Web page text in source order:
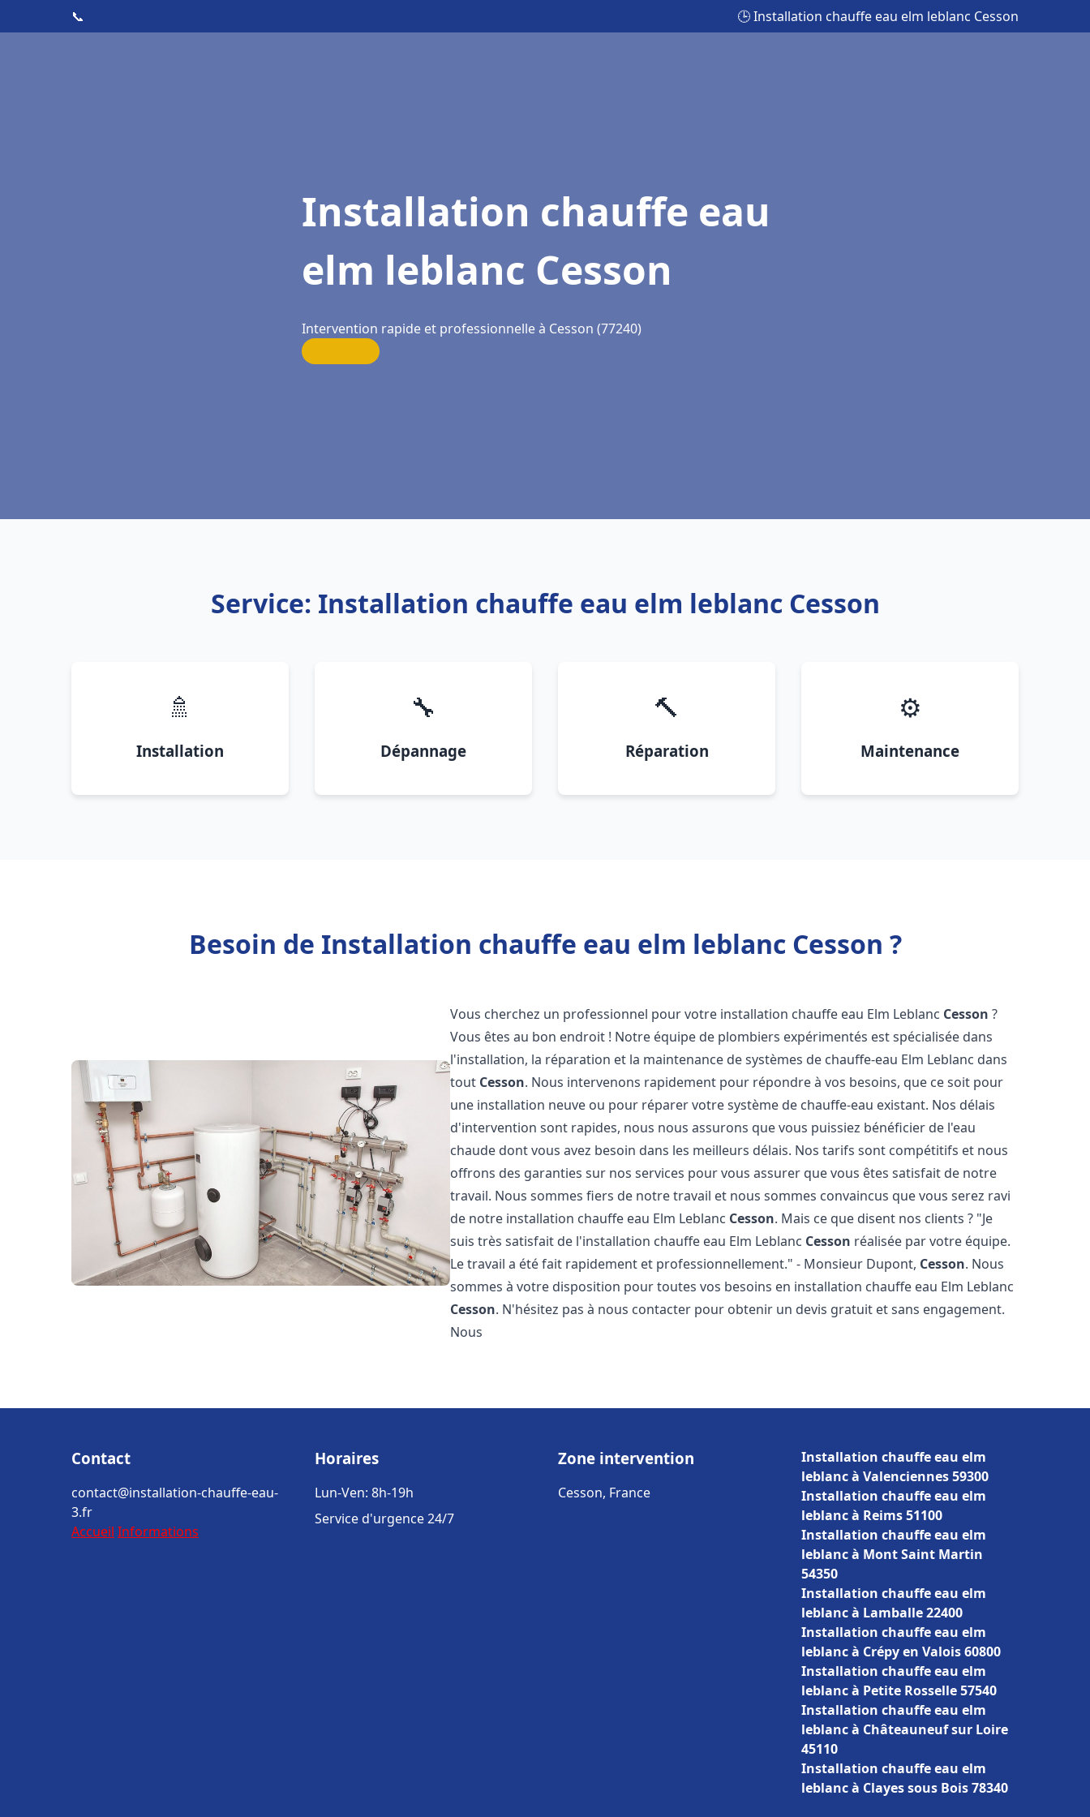
📞 🕒 Installation chauffe eau elm leblanc Cesson
Installation chauffe eau
elm leblanc Cesson
Intervention rapide et professionnelle à Cesson (77240)
Service: Installation chauffe eau elm leblanc Cesson
🚿
Installation
🔧
Dépannage
🔨
Réparation
⚙️
Maintenance
Besoin de Installation chauffe eau elm leblanc Cesson ?
Vous cherchez un professionnel pour votre installation chauffe eau Elm Leblanc Cesson ?
Vous êtes au bon endroit ! Notre équipe de plombiers expérimentés est spécialisée dans
l'installation, la réparation et la maintenance de systèmes de chauffe-eau Elm Leblanc dans
tout Cesson. Nous intervenons rapidement pour répondre à vos besoins, que ce soit pour
une installation neuve ou pour réparer votre système de chauffe-eau existant. Nos délais
d'intervention sont rapides, nous nous assurons que vous puissiez bénéficier de l'eau
chaude dont vous avez besoin dans les meilleurs délais. Nos tarifs sont compétitifs et nous
offrons des garanties sur nos services pour vous assurer que vous êtes satisfait de notre
travail. Nous sommes fiers de notre travail et nous sommes convaincus que vous serez ravi
de notre installation chauffe eau Elm Leblanc Cesson. Mais ce que disent nos clients ? "Je
suis très satisfait de l'installation chauffe eau Elm Leblanc Cesson réalisée par votre équipe.
Le travail a été fait rapidement et professionnellement." - Monsieur Dupont, Cesson. Nous
sommes à votre disposition pour toutes vos besoins en installation chauffe eau Elm Leblanc
Cesson. N'hésitez pas à nous contacter pour obtenir un devis gratuit et sans engagement.
Nous
Contact
contact@installation-chauffe-eau-
3.fr
Accueil Informations
Horaires
Lun-Ven: 8h-19h
Service d'urgence 24/7
Zone intervention
Cesson, France
Installation chauffe eau elm
leblanc à Valenciennes 59300
Installation chauffe eau elm
leblanc à Reims 51100
Installation chauffe eau elm
leblanc à Mont Saint Martin
54350
Installation chauffe eau elm
leblanc à Lamballe 22400
Installation chauffe eau elm
leblanc à Crépy en Valois 60800
Installation chauffe eau elm
leblanc à Petite Rosselle 57540
Installation chauffe eau elm
leblanc à Châteauneuf sur Loire
45110
Installation chauffe eau elm
leblanc à Clayes sous Bois 78340